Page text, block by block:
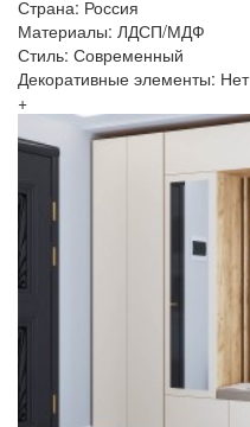
Страна: Россия
Материалы: ЛДСП/МДФ
Стиль: Современный
Декоративные элементы: Нет
+